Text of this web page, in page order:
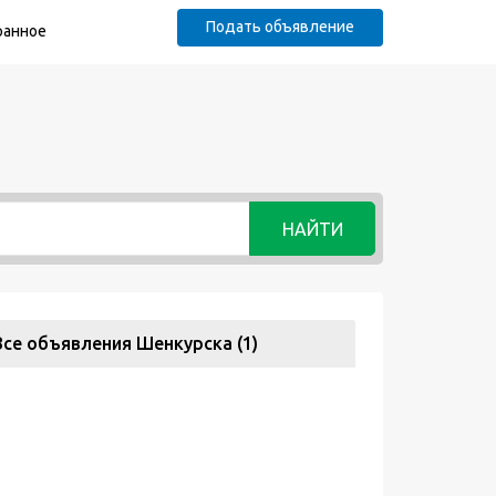
Подать объявление
НАЙТИ
объявления Шенкурска (1)